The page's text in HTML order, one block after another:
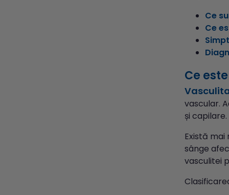
Ce
Ce
Ce
vascular.
și capilare.
Există mai
sânge
vasculitei